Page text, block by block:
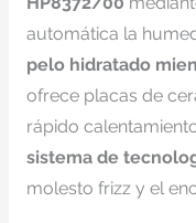
automática la
pelo hidratado
ofrece placas de
rápido
sistema de
molesto frizz y el